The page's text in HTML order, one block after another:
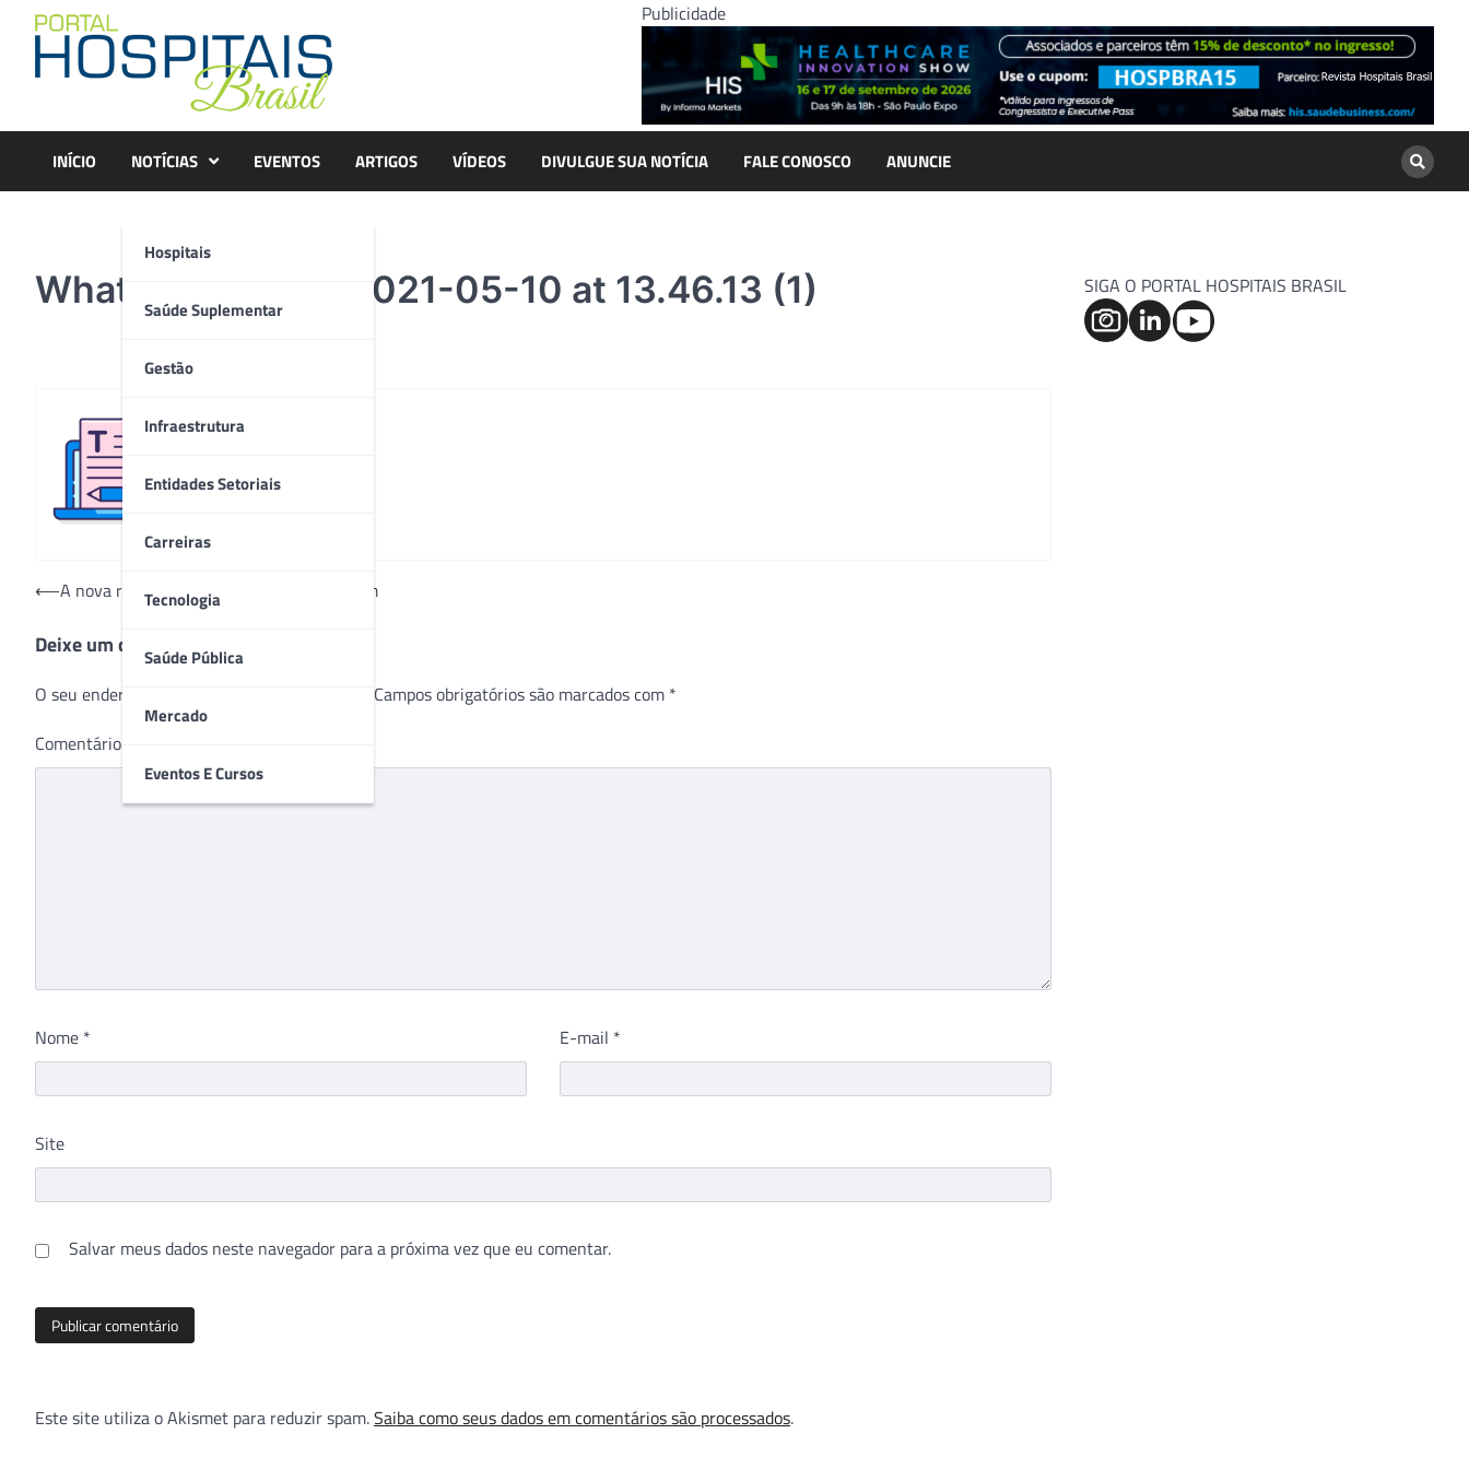
content
Publicidade
INÍCIO NOTÍCIAS
Hospitais
Saúde Suplementar
Gestão
Infraestrutura
Entidades Setoriais
Carreiras
Tecnologia
Saúde Pública
Mercado
Eventos E Cursos
EVENTOS ARTIGOS VÍDEOS DIVULGUE SUA NOTÍCIA FALE CONOSCO ANUNCIE
WhatsApp Image 2021-05-10 at 13.46.13 (1)
Navegação
Post
⟵A nova realidade das mães na enfermagem
Deixe um comentário
O seu endereço de e-mail não será publicado. Campos obrigatórios são marcados com *
Comentário
Nome * E-mail *
Site
Salvar meus dados neste navegador para a próxima vez que eu comentar.
Este site utiliza o Akismet para reduzir spam.Saiba como seus dados em comentários são processados.
SIGA O PORTAL HOSPITAIS BRASIL